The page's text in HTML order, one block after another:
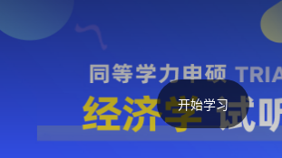
开始学习